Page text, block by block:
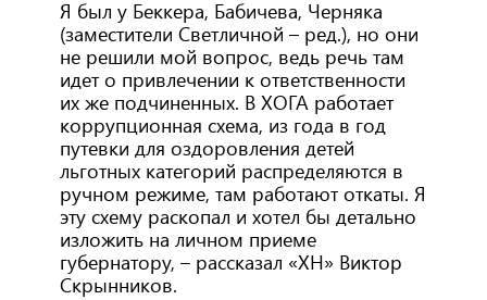
Я был у Беккера, Бабичева, Черняка
(заместители Светличной – ред.), но они
не решили мой вопрос, ведь речь там
идет о привлечении к ответственности
их же подчиненных. В ХОГА работает
коррупционная схема, из года в год
путевки для оздоровления детей
льготных категорий распределяются в
ручном режиме, там работают откаты. Я
эту схему раскопал и хотел бы детально
изложить на личном приеме
губернатору, – рассказал «ХН» Виктор
Скрынников.